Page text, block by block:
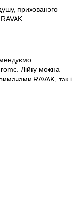
прихованого
Лійку можна
RAVAK, так і